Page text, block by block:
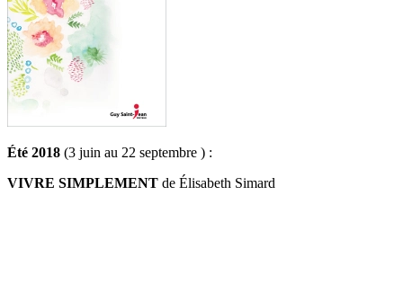
Été 2018 (3 juin au 22 septembre ) :
VIVRE SIMPLEMENT de Élisabeth Simard